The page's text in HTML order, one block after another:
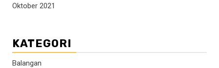
Oktober 2021
KATEGORI
Balangan